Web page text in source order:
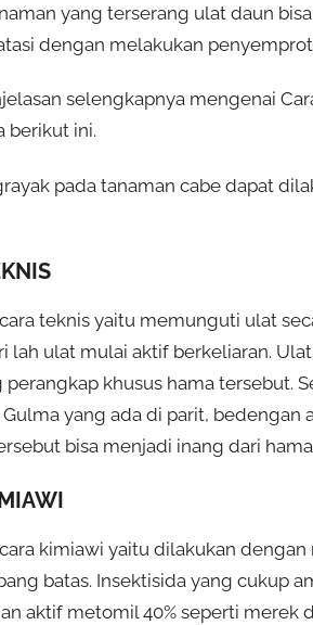
yang terserang ulat daun
dengan melakukan
selengkapnya mengenai
berikut ini.
pada tanaman cabe dapat
teknis yaitu memunguti ulat
lah ulat mulai aktif berkeliaran.
perangkap khusus hama tersebut.
yang ada di parit,
bisa menjadi inang dari
kimiawi yaitu dilakukan dengan
batas. Insektisida yang cukup
aktif metomil 40% seperti merek